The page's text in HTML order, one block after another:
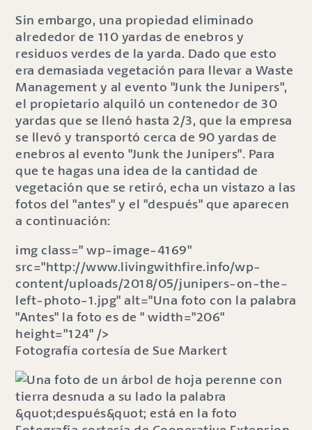
Sin embargo, una propiedad eliminado
alrededor de 110 yardas de enebros y
residuos verdes de la yarda. Dado que esto
era demasiada vegetación para llevar a Waste
Management y al evento "Junk the Junipers",
el propietario alquiló un contenedor de 30
yardas que se llenó hasta 2/3, que la empresa
se llevó y transportó cerca de 90 yardas de
enebros al evento "Junk the Junipers". Para
que te hagas una idea de la cantidad de
vegetación que se retiró, echa un vistazo a las
fotos del "antes" y el "después" que aparecen
a continuación:
img class=" wp-image-4169"
src="http://www.livingwithfire.info/wp-
content/uploads/2018/05/junipers-on-the-
left-photo-1.jpg" alt="Una foto con la palabra
"Antes" la foto es de " width="206"
height="124" />
Fotografía cortesía de Sue Markert